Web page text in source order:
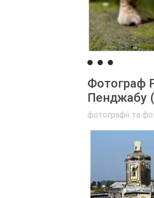
Фотограф
Пенджабу
фотографії та